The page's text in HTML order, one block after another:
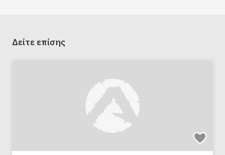
Δείτε επίσης